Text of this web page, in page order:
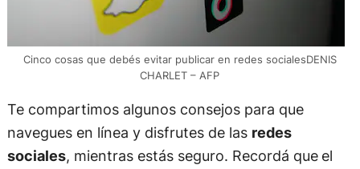
Cinco cosas que debés evitar publicar en redes socialesDENIS
CHARLET – AFP
Te compartimos algunos consejos para que
navegues en línea y disfrutes de las redes
sociales, mientras estás seguro. Recordá que el